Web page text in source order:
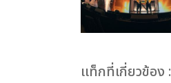
เเท็กที่เกี่ยวข้อง :